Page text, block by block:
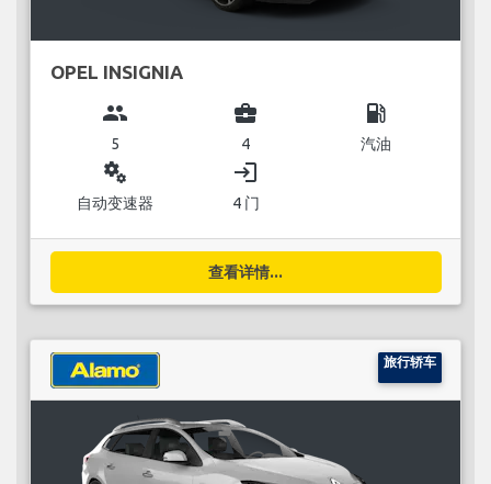
OPEL INSIGNIA
group
5
business_center
4
local_gas_station
汽油
miscellaneous_services
自动变速器
login
4 门
查看详情...
旅行轿车